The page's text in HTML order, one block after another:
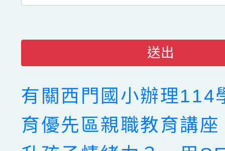
送出
有關西門國小辦理114
育優先區親職教育講